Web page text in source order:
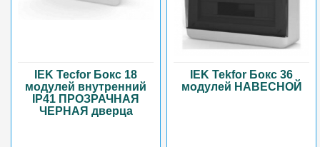
IEK Tecfor Бокс 18
модулей внутренний
IP41 ПРОЗРАЧНАЯ
ЧЕРНАЯ дверца
IEK Tekfor Бокс 36
модулей НАВЕСНОЙ